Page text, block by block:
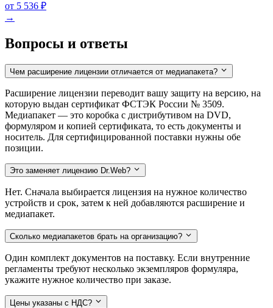
от 5 536 ₽
→
Вопросы и ответы
Чем расширение лицензии отличается от медиапакета?
Расширение лицензии переводит вашу защиту на версию, на
которую выдан сертификат ФСТЭК России № 3509.
Медиапакет — это коробка с дистрибутивом на DVD,
формуляром и копией сертификата, то есть документы и
носитель. Для сертифицированной поставки нужны обе
позиции.
Это заменяет лицензию Dr.Web?
Нет. Сначала выбирается лицензия на нужное количество
устройств и срок, затем к ней добавляются расширение и
медиапакет.
Сколько медиапакетов брать на организацию?
Один комплект документов на поставку. Если внутренние
регламенты требуют несколько экземпляров формуляра,
укажите нужное количество при заказе.
Цены указаны с НДС?